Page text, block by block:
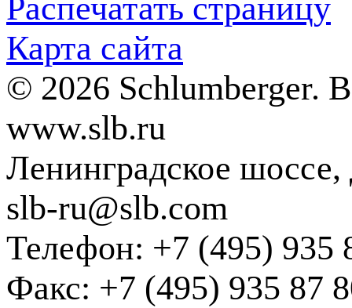
Распечатать страницу
Карта сайта
© 2026 Schlumberger.
www.slb.ru
Ленинградское
slb-ru@slb.com
Телефон: +7 (495) 935
Факс: +7 (495) 935 87